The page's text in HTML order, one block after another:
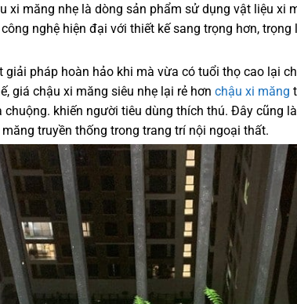
xi măng nhẹ là dòng sản phẩm sử dụng vật liệu xi
nghệ hiện đại với thiết kế sang trọng hơn,
giải pháp hoàn hảo khi mà vừa có tuổi thọ cao lại
giá chậu xi măng siêu nhẹ lại rẻ hơn chậu xi măng
khiến người tiêu dùng thích thú. Đây cũng
truyền thống trong trang trí nội ngoại thất.